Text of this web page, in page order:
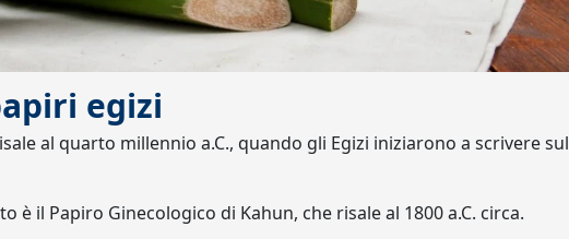
egizi
al quarto millennio a.C., quando gli Egizi iniziarono a scrivere sul
è il Papiro Ginecologico di Kahun, che risale al 1800 a.C. circa.